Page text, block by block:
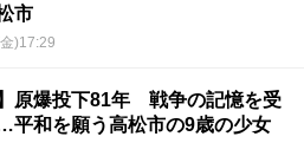
市
)17:29
】原爆投下81年 戦争の記憶を受
平和を願う高松市の9歳の少女